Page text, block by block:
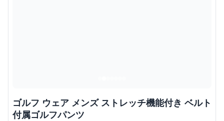
ゴルフ ウェア メンズ ストレッチ機能付き ベルト
付属ゴルフパンツ